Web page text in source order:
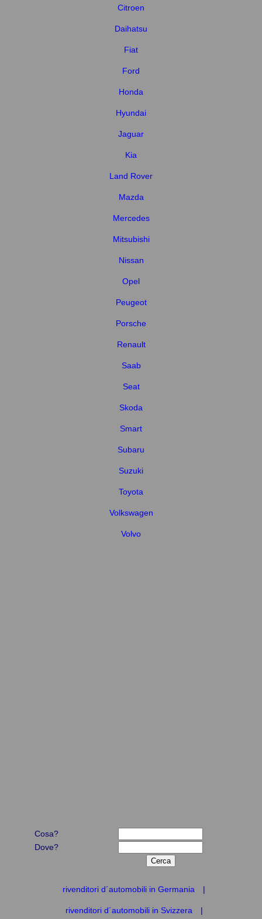
Citroen
Daihatsu
Fiat
Ford
Honda
Hyundai
Jaguar
Kia
Land Rover
Mazda
Mercedes
Mitsubishi
Nissan
Opel
Peugeot
Porsche
Renault
Saab
Seat
Skoda
Smart
Subaru
Suzuki
Toyota
Volkswagen
Volvo
Cosa?
Dove?
rivenditori d´automobili in Germania |
rivenditori d´automobili in Svizzera |